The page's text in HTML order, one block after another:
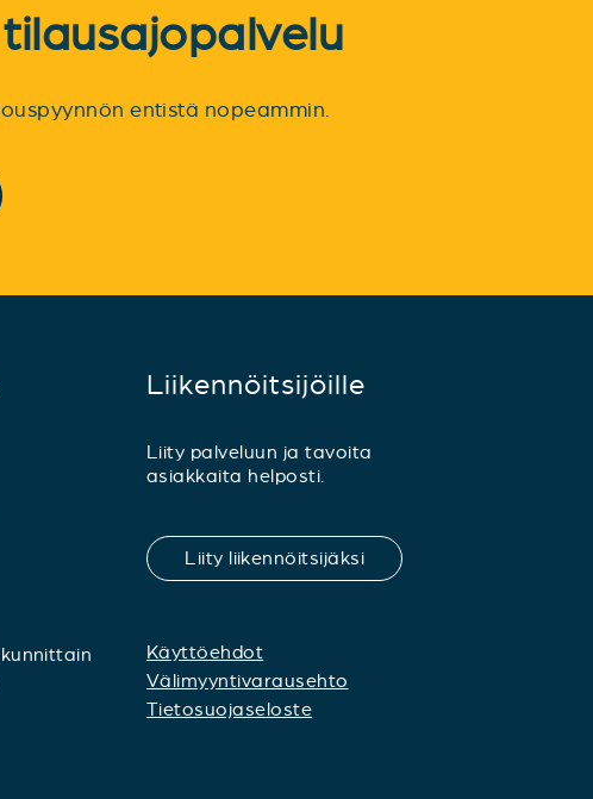
entistä nopeammin.
Liikennöitsijöille
Liity palveluun ja tavoita
asiakkaita helposti.
Liity liikennöitsijäksi
Käyttöehdot
Välimyyntivarausehto
Tietosuojaseloste